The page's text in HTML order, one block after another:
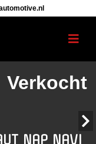
Verkocht
NAP NAVI